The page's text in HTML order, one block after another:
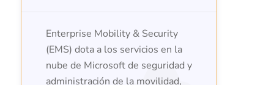
Enterprise Mobility & Security
(EMS) dota a los servicios en la
nube de Microsoft de seguridad y
administración de la movilidad,